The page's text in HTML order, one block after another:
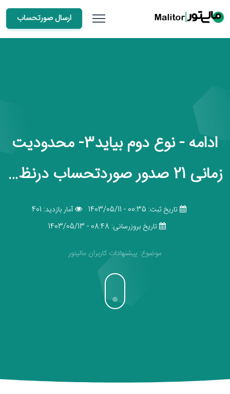
ارسال صورتحساب
ادامه - نوع دوم بیاید3- محدودیت
زمانی 21 صدور صوردتحساب درنظ…
تاریخ ثبت: 00:35 - 1403/05/11
آمار بازدید: 401
تاریخ بروزرسانی: 08:48 - 1403/05/13
موضوع: پیشنهادات کاربران مالیتور